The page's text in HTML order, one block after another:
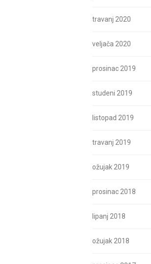
travanj 2020
veljača 2020
prosinac 2019
studeni 2019
listopad 2019
travanj 2019
ožujak 2019
prosinac 2018
lipanj 2018
ožujak 2018